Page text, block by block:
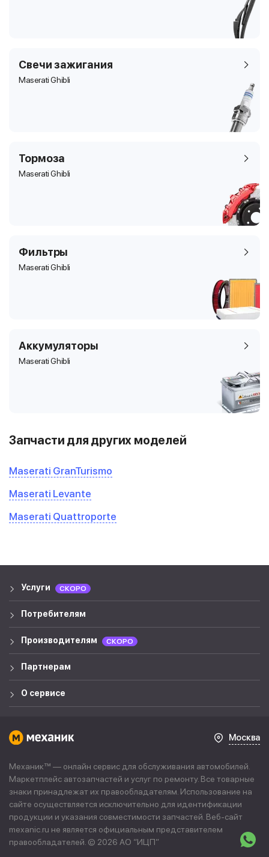
Свечи зажигания
Maserati Ghibli
Тормоза
Maserati Ghibli
Фильтры
Maserati Ghibli
Аккумуляторы
Maserati Ghibli
Запчасти для других моделей
Maserati GranTurismo
Maserati Levante
Maserati Quattroporte
Услуги СКОРО
Потребителям
Производителям СКОРО
Партнерам
О сервисе
Москва
Механик™ — онлайн сервис для обслуживания автомобилей.
Маркетплейс автозапчастей и услуг по ремонту. Все товарные
знаки принадлежат их правообладателям. Использование на
сайте осуществляется исключительно для идентификации
продукции и указания совместимости запчастей. Веб-сайт
mexanic.ru не является официальным представителем
правообладателей. © 2026 АО “ИЦП”